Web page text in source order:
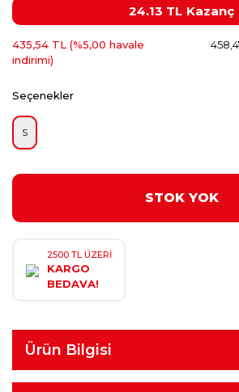
24.13 TL Kazanç
435,54 TL (%5,00 havale
indirimi)
Seçenekler
S
STOK YOK
2500 TL ÜZERİ
KARGO
BEDAVA!
Ürün Bilgisi